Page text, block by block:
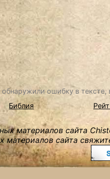
ошибку в
Библия
материалов сайта
материалов сайта